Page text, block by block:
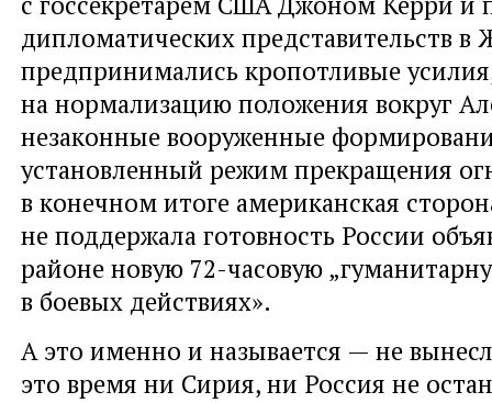
дипломатических представительств в
предпринимались кропотливые
на нормализацию положения вокруг
незаконные вооруженные
установленный режим прекращения
в конечном итоге американская
не поддержала готовность России
районе новую 72-часовую
в боевых действиях».
А это именно и называется — не
это время ни Сирия, ни Россия не